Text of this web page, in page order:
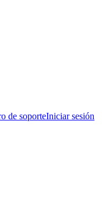
de soporteIniciar sesión